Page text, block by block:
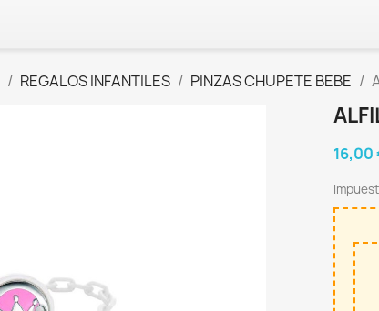
REGALOS INFANTILES PINZAS CHUPETE BEBE
16,00